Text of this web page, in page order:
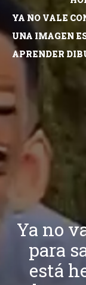
YA NO VALE
UNA IMAGEN
APRENDER
Ya no
para
está